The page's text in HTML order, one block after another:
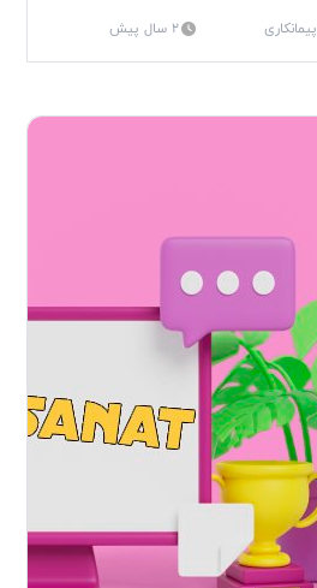
پیمانکاری 2 سال پیش